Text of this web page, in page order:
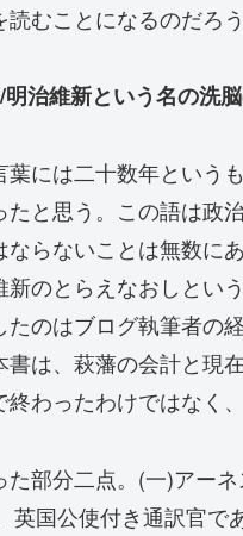
むことになるのだろ
治維新という名の洗
葉には二十数年という
たと思う。この語は政
ならないことは無数に
新のとらえなおしとい
のはブログ執筆者の
書は、萩藩の会計と現
わったわけではなく
た部分二点。(一)アー
英国公使付き通訳官